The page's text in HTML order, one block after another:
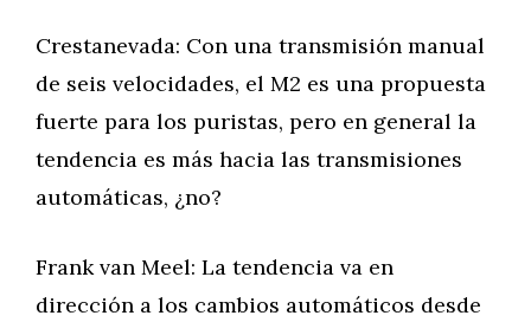
Crestanevada: Con una transmisión manual
de seis velocidades, el M2 es una propuesta
fuerte para los puristas, pero en general la
tendencia es más hacia las transmisiones
automáticas, ¿no?
Frank van Meel: La tendencia va en
dirección a los cambios automáticos desde